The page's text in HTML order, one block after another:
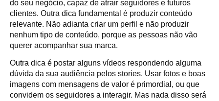
do seu negócio, capaz de atrair seguidores e futuros
clientes. Outra dica fundamental é produzir conteúdo
relevante. Não adianta criar um perfil e não produzir
nenhum tipo de conteúdo, porque as pessoas não vão
querer acompanhar sua marca.
Outra dica é postar alguns vídeos respondendo alguma
dúvida da sua audiência pelos stories. Usar fotos e boas
imagens com mensagens de valor é primordial, ou que
convidem os seguidores a interagir. Mas nada disso será